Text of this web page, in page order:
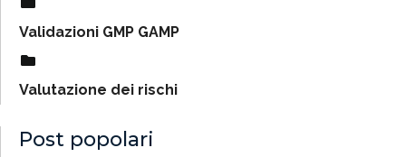
Validazioni GMP GAMP
Valutazione dei rischi
Post popolari